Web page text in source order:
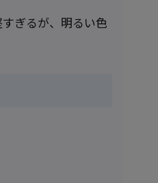
ぎるが、明るい色